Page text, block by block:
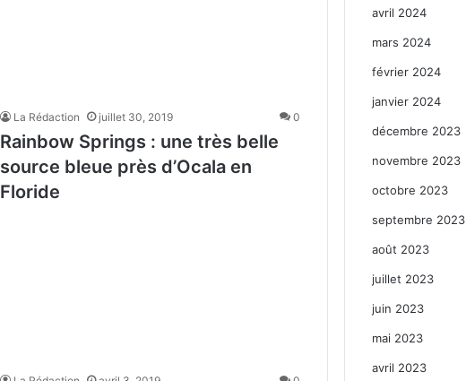
La Rédaction juillet 30, 2019 0
Rainbow Springs : une très belle
source bleue près d’Ocala en
Floride
avril 2024
mars 2024
février 2024
janvier 2024
décembre 2023
novembre 2023
octobre 2023
septembre 2023
août 2023
juillet 2023
juin 2023
mai 2023
avril 2023